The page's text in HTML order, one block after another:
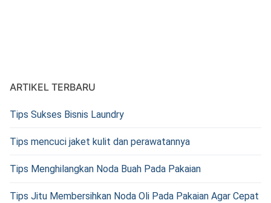
ARTIKEL TERBARU
Tips Sukses Bisnis Laundry
Tips mencuci jaket kulit dan perawatannya
Tips Menghilangkan Noda Buah Pada Pakaian
Tips Jitu Membersihkan Noda Oli Pada Pakaian Agar Cepat